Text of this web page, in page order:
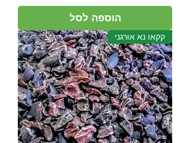
הוספה לסל
קקאו נא אורגני